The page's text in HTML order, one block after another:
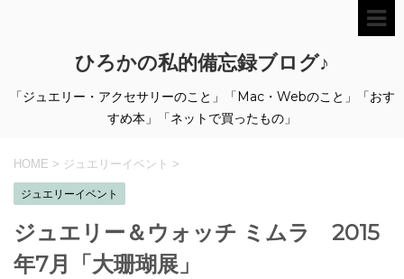
ひろかの私的備忘録ブログ♪
「ジュエリー・アクセサリーのこと」「Mac・Webのこと」「おす
すめ本」「ネットで買ったもの」
HOME > ジュエリーイベント >
ジュエリーイベント
ジュエリー＆ウォッチ ミムラ 2015
年7月「大珊瑚展」